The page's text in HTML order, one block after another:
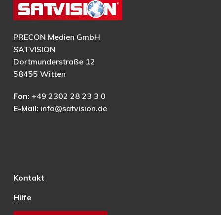
PRECON Medien GmbH
SATVISION
Dortmunderstraße 12
58455 Witten
Fon: +49 2302 28 23 3 0
E-Mail: info@satvision.de
Kontakt
Hilfe